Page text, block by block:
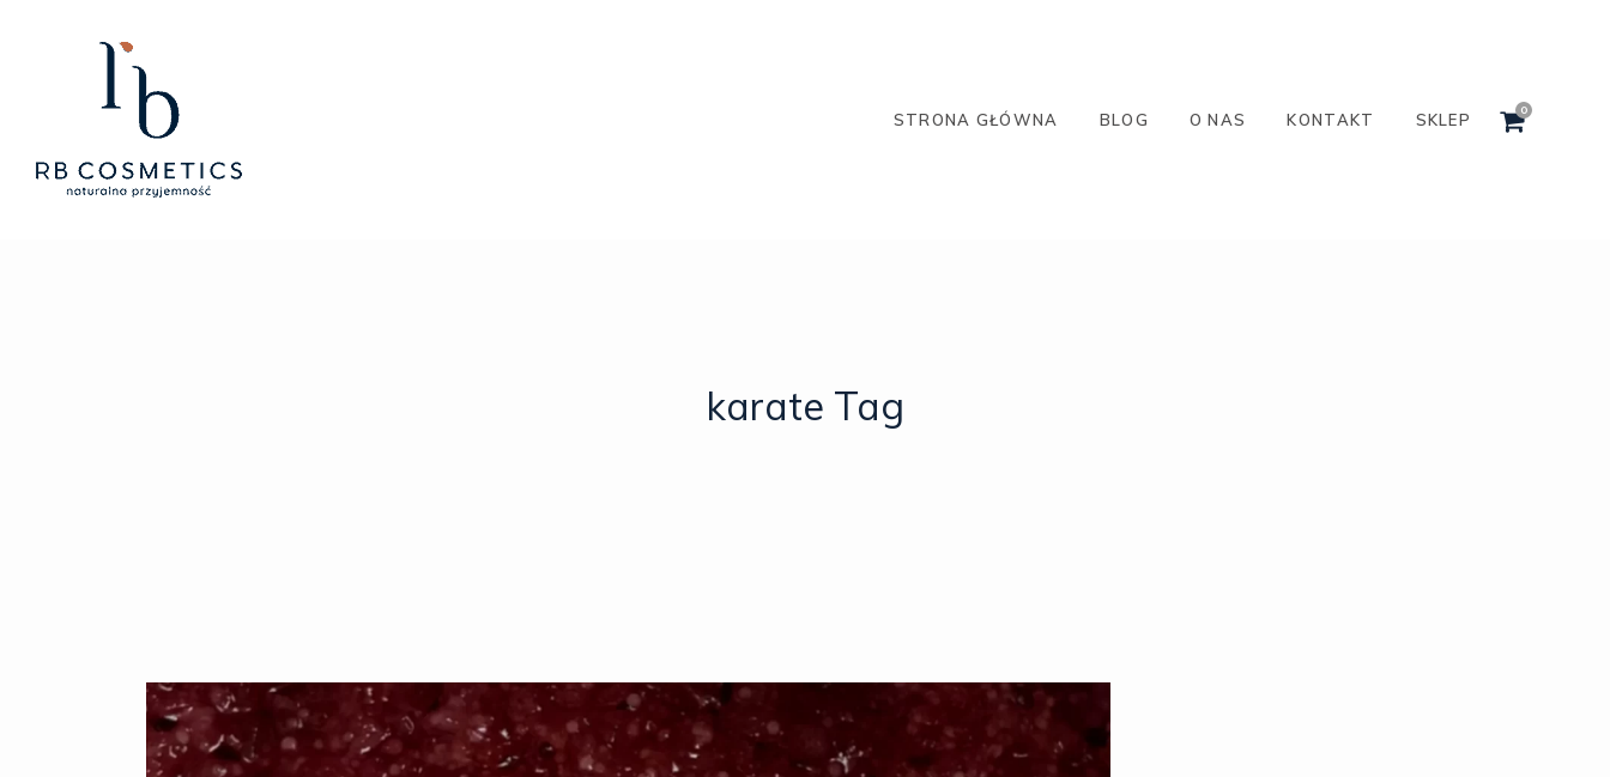
0
STRONA GŁÓWNA BLOG O NAS KONTAKT SKLEP
karate Tag